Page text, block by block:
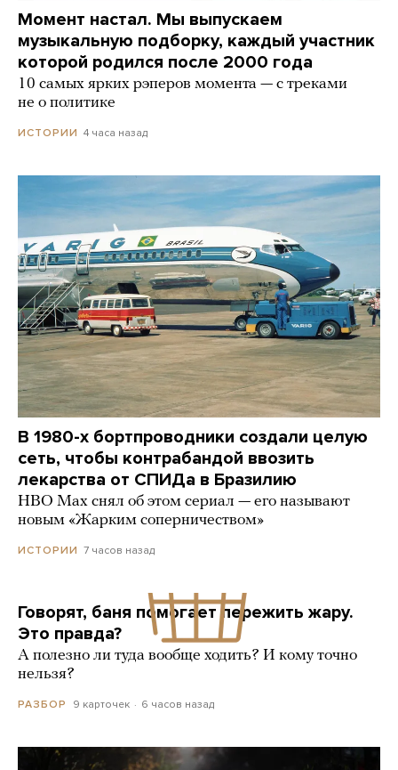
Момент настал. Мы выпускаем
музыкальную подборку, каждый участник
которой родился после 2000 года
10 самых ярких рэперов момента — с треками
не о политике
ИСТОРИИ 4 часа назад
В 1980-х бортпроводники создали целую
сеть, чтобы контрабандой ввозить
лекарства от СПИДа в Бразилию
HBO Max снял об этом сериал — его называют
новым «Жарким соперничеством»
ИСТОРИИ 7 часов назад
Говорят, баня помогает пережить жару.
Это правда?
А полезно ли туда вообще ходить? И кому точно
нельзя?
РАЗБОР 9 карточек 6 часов назад